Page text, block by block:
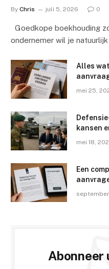
By Chris juli 5, 2026 0
Goedkope boekhouding
ondernemer wil je
Alles wat
mei 25,
kansen
mei 18,
Een
Abonneer